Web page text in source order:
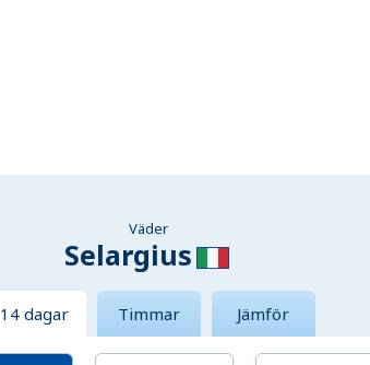
Väder
Selargius
14 dagar Timmar Jämför